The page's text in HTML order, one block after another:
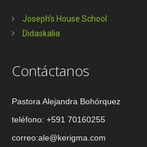
Joseph's House School
Didaskalia
Contáctanos
Pastora Alejandra Bohórquez
teléfono: +591 70160255
correo:ale@kerigma.com